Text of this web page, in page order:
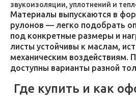
звукоизоляции, уплотнений и
Материалы выпускаются в
рулонов — легко подобрать
под конкретные размеры и
листы устойчивы к маслам,
механическим воздействиям.
доступны варианты разной
Где купить и как